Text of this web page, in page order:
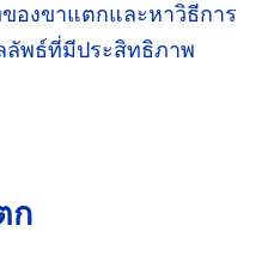
ของขาแตกและหาวิธีการ
ลัพธ์ที่มีประสิทธิภาพ
ก